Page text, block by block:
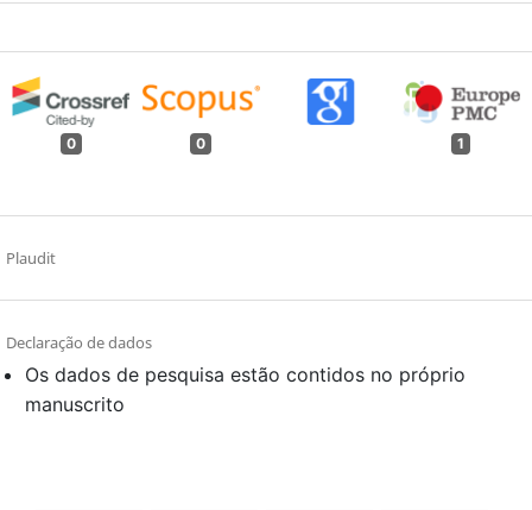
0 0 1
Plaudit
Declaração de dados
Os dados de pesquisa estão contidos no próprio
manuscrito